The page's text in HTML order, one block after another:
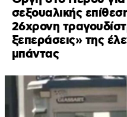
σεξουαλικής
26χρονη
ξεπεράσεις» της
μπάντας